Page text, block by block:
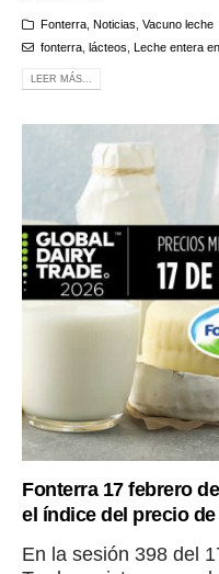
Fonterra, Noticias Vacuno leche
fonterra, lácteos Leche entera
LEER MÁS...
Fonterra 17 febrero
el índice del precio
En la sesión 398 del